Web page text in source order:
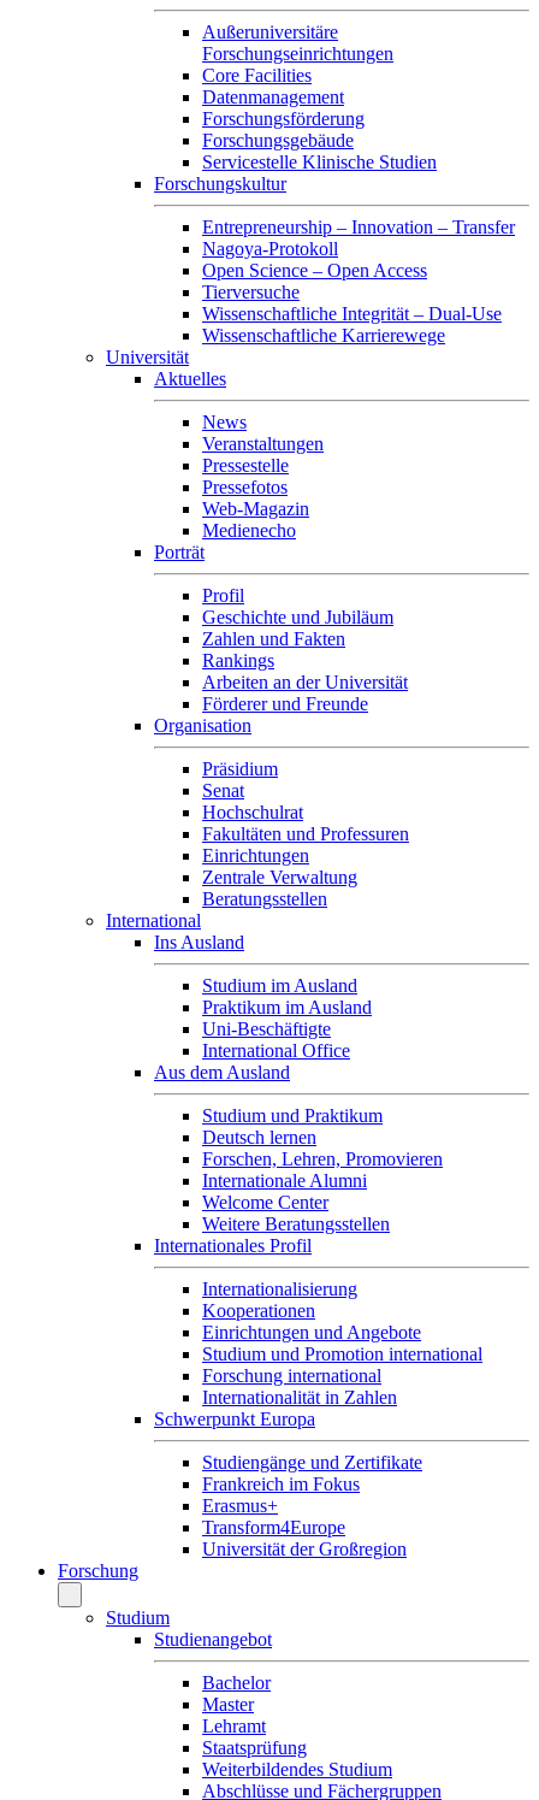
Außeruniversitäre
Forschungseinrichtungen
Core Facilities
Datenmanagement
Forschungsförderung
Forschungsgebäude
Servicestelle Klinische Studien
Forschungskultur
Entrepreneurship – Innovation – Transfer
Nagoya-Protokoll
Open Science – Open Access
Tierversuche
Wissenschaftliche Integrität – Dual-Use
Wissenschaftliche Karrierewege
Universität
Aktuelles
News
Veranstaltungen
Pressestelle
Pressefotos
Web-Magazin
Medienecho
Porträt
Profil
Geschichte und Jubiläum
Zahlen und Fakten
Rankings
Arbeiten an der Universität
Förderer und Freunde
Organisation
Präsidium
Senat
Hochschulrat
Fakultäten und Professuren
Einrichtungen
Zentrale Verwaltung
Beratungsstellen
International
Ins Ausland
Studium im Ausland
Praktikum im Ausland
Uni-Beschäftigte
International Office
Aus dem Ausland
Studium und Praktikum
Deutsch lernen
Forschen, Lehren, Promovieren
Internationale Alumni
Welcome Center
Weitere Beratungsstellen
Internationales Profil
Internationalisierung
Kooperationen
Einrichtungen und Angebote
Studium und Promotion international
Forschung international
Internationalität in Zahlen
Schwerpunkt Europa
Studiengänge und Zertifikate
Frankreich im Fokus
Erasmus+
Transform4Europe
Universität der Großregion
Forschung
Studium
Studienangebot
Bachelor
Master
Lehramt
Staatsprüfung
Weiterbildendes Studium
Abschlüsse und Fächergruppen